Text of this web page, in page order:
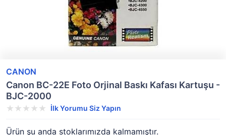
CANON
Canon BC-22E Foto Orjinal Baskı Kafası Kartuşu -
BJC-2000
İlk Yorumu Siz Yapın
Ürün şu anda stoklarımızda kalmamıştır.